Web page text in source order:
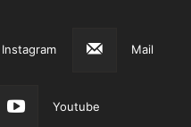
Instagram Mail
Youtube